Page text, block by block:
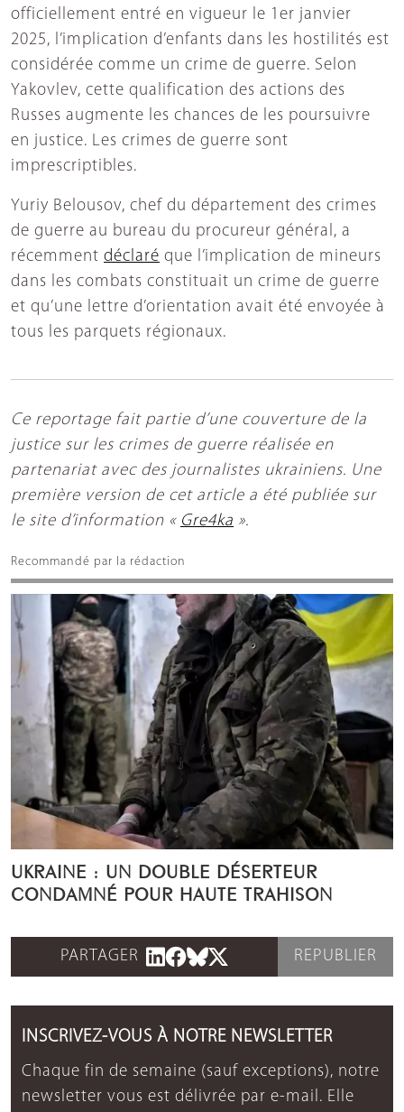
officiellement entré en vigueur le 1er janvier
2025, l’implication d’enfants dans les hostilités est
considérée comme un crime de guerre. Selon
Yakovlev, cette qualification des actions des
Russes augmente les chances de les poursuivre
en justice. Les crimes de guerre sont
imprescriptibles.
Yuriy Belousov, chef du département des crimes
de guerre au bureau du procureur général, a
récemment déclaré que l’implication de mineurs
dans les combats constituait un crime de guerre
et qu’une lettre d’orientation avait été envoyée à
tous les parquets régionaux.
Ce reportage fait partie d’une couverture de la
justice sur les crimes de guerre réalisée en
partenariat avec des journalistes ukrainiens. Une
première version de cet article a été publiée sur
le site d’information « Gre4ka ».
Recommandé par la rédaction
UKRAINE : UN DOUBLE DÉSERTEUR
CONDAMNÉ POUR HAUTE TRAHISON
PARTAGER REPUBLIER
INSCRIVEZ-VOUS À NOTRE NEWSLETTER
Chaque fin de semaine (sauf exceptions), notre
newsletter vous est délivrée par e-mail. Elle